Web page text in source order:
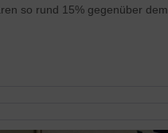
so rund 15% gegenüber dem